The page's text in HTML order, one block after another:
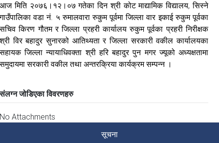
आज मिति २०७६।१२।०७ गतेका दिन श्री कोट माद्यामिक विद्यालय, सिस्‍ने
गाउँपालिका वडा नं. ५ रुमालवारा रुकुम पूर्वमा जिल्ला वार इकाई रुकुम पूर्वका
सचिव किरण गौतम र जिल्ला प्रहरी कार्यालय रुकुम पूर्वका प्रहरी निरीक्षक
श्री विर बहादुर सुनारको आतिथ्यता र जिल्ला सरकारी वकील कार्यालयका
सहायक जिल्ला न्यायाधिवक्ता श्री हरि बहादुर पुन मगर ज्यूको अध्यक्षतामा
समुदायमा सरकारी वकील तथा अन्तरक्रिया कार्यक्रम सम्पन्‍न ।
संलग्न जोडिएका विवरणहरु
No Attachments
सूचना